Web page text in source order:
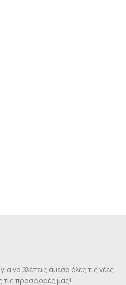
να βλέπεις άμεσα όλες τις νέες
τις προσφορές μας!